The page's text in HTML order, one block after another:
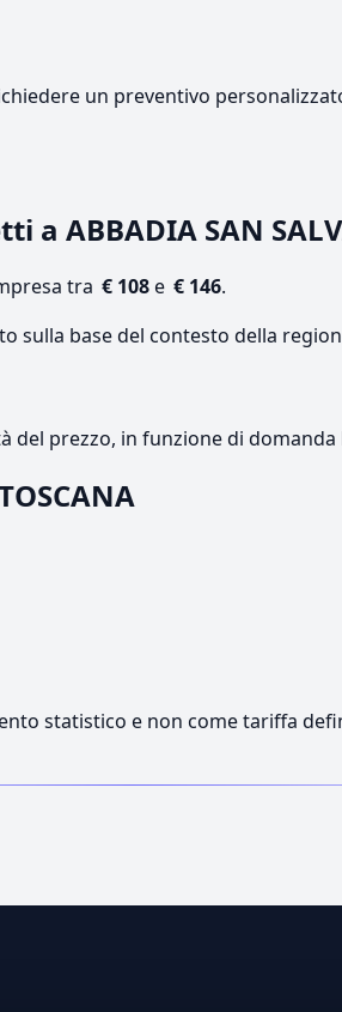
un preventivo
ABBADIA SAN
tra € 108e € 146.
base del contesto della
prezzo, in funzione di
statistico e non come tariffa